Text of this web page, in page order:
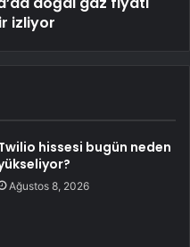
izliyor
hissesi bugün neden
Ağustos 8, 2026